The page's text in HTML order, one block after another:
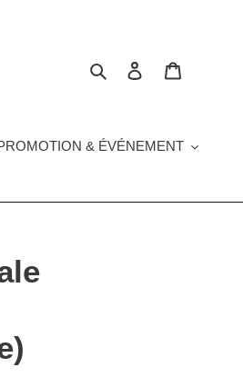
RechercherSe connecter
& ÉVÉNEMENT